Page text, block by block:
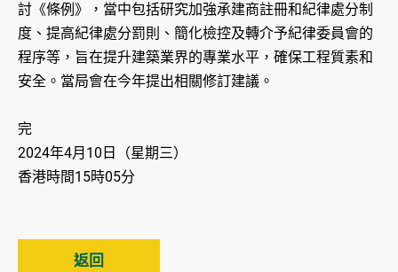
討《條例》，當中包括研究加強承建商註冊和紀律處分制
度、提高紀律處分罰則、簡化檢控及轉介予紀律委員會的
程序等，旨在提升建築業界的專業水平，確保工程質素和
安全。當局會在今年提出相關修訂建議。
完
2024年4月10日（星期三）
香港時間15時05分
返回